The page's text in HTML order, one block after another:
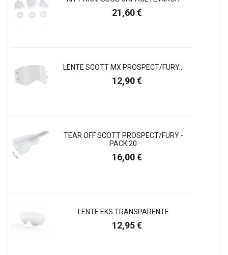
Preço
21,60 €
LENTE SCOTT MX PROSPECT/FURY...
Preço
12,90 €
TEAR OFF SCOTT PROSPECT/FURY -
PACK 20
Preço
16,00 €
LENTE EKS TRANSPARENTE
Preço
12,95 €